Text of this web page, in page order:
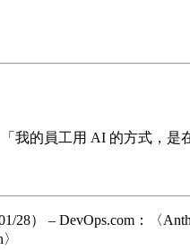
的員工用 AI 的方式，是
） – DevOps.com：〈